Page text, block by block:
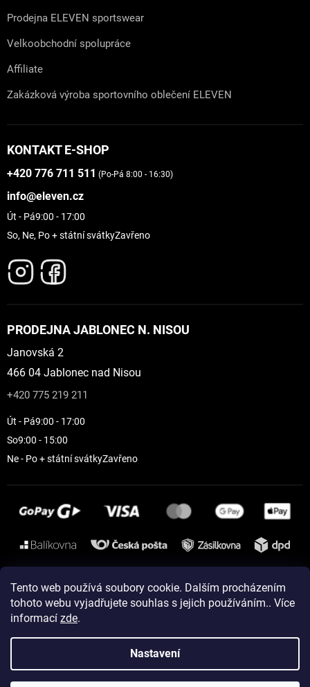
Tento web používá soubory cookie. Dalším procházením
tohoto webu vyjadřujete souhlas s jejich používáním.. Více
informací zde.
Nastavení
Prodejna ELEVEN sportswear
Velkoobchodní spolupráce
Affiliate
Zakázková výroba sportovního oblečení ELEVEN
KONTAKT E-SHOP
+420 776 711 511 (Po-Pá 8:00 - 16:30)
info@eleven.cz
Út - Pá9:00 - 17:00
So, Ne, Po + státní svátkyZavřeno
PRODEJNA JABLONEC N. NISOU
Janovská 2
466 04 Jablonec nad Nisou
+420 775 219 211
Út - Pá9:00 - 17:00
So9:00 - 15:00
Ne - Po + státní svátkyZavřeno
Instagram
Vytvořil Shoptet
Copyright 2026ELEVEN sportswear. Všechna práva vyhrazena.